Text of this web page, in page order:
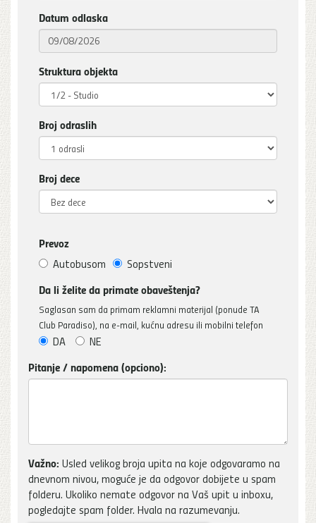
Datum odlaska
Struktura objekta
Broj odraslih
Broj dece
Prevoz
Autobusom Sopstveni
Da li želite da primate obaveštenja?
Saglasan sam da primam reklamni materijal (ponude TA
Club Paradiso), na e-mail, kućnu adresu ili mobilni telefon
DA NE
Pitanje / napomena (opciono):
Važno: Usled velikog broja upita na koje odgovaramo na
dnevnom nivou, moguće je da odgovor dobijete u spam
folderu. Ukoliko nemate odgovor na Vaš upit u inboxu,
pogledajte spam folder. Hvala na razumevanju.